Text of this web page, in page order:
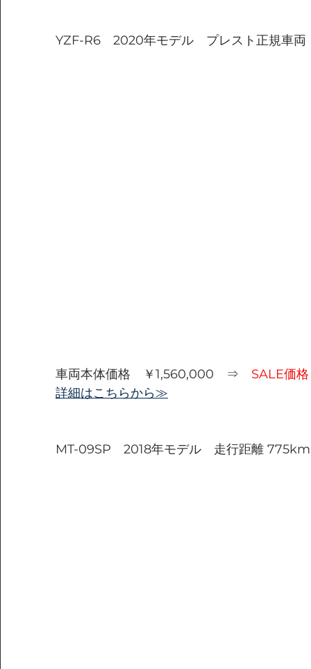
YZF-R6　2020年モデル　プレスト正規車
車両本体価格　￥1,560,000　⇒ SALE価
詳細はこちらから≫
MT-09SP　2018年モデル　走行距離 775km